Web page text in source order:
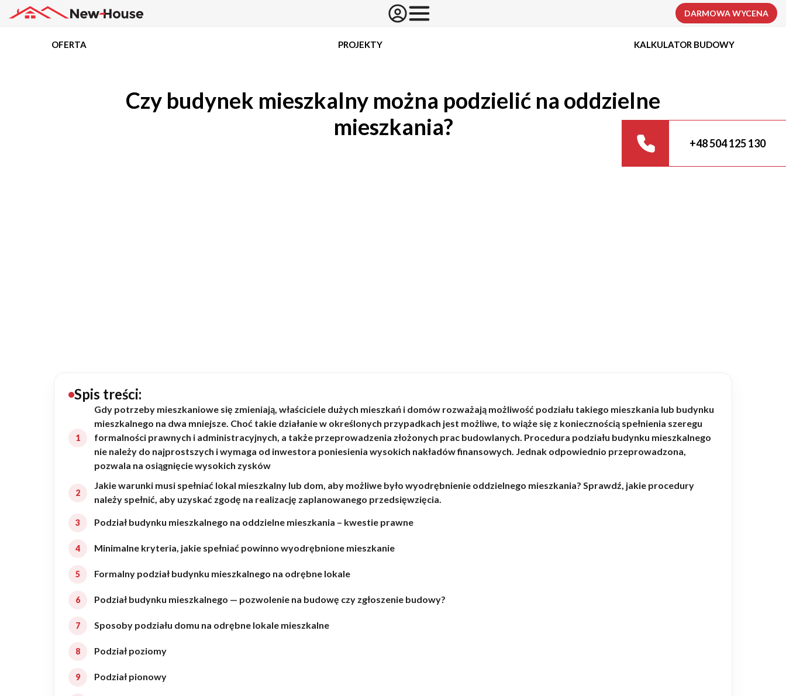
Rezydencje
Rozbudowa
Remonty
Budynki biurowe
Realizacje
Filmy
DARMOWA WYCENA
OFERTA PROJEKTY KALKULATOR BUDOWY
Czy budynek mieszkalny można podzielić na oddzielne
mieszkania?
+48 504 125 130
Spis treści:
Gdy potrzeby mieszkaniowe się zmieniają, właściciele dużych mieszkań i domów rozważają możliwość podziału takiego mieszkania lub budynku
mieszkalnego na dwa mniejsze. Choć takie działanie w określonych przypadkach jest możliwe, to wiąże się z koniecznością spełnienia szeregu
formalności prawnych i administracyjnych, a także przeprowadzenia złożonych prac budowlanych. Procedura podziału budynku mieszkalnego
nie należy do najprostszych i wymaga od inwestora poniesienia wysokich nakładów finansowych. Jednak odpowiednio przeprowadzona,
pozwala na osiągnięcie wysokich zysków
Jakie warunki musi spełniać lokal mieszkalny lub dom, aby możliwe było wyodrębnienie oddzielnego mieszkania? Sprawdź, jakie procedury
należy spełnić, aby uzyskać zgodę na realizację zaplanowanego przedsięwzięcia.
Podział budynku mieszkalnego na oddzielne mieszkania – kwestie prawne
Minimalne kryteria, jakie spełniać powinno wyodrębnione mieszkanie
Formalny podział budynku mieszkalnego na odrębne lokale
Podział budynku mieszkalnego — pozwolenie na budowę czy zgłoszenie budowy?
Sposoby podziału domu na odrębne lokale mieszkalne
Podział poziomy
Podział pionowy